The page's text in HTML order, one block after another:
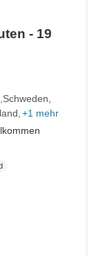
- 19
Schweden
+1 mehr